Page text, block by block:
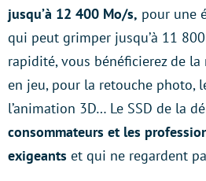
jusqu’à 12 400 Mo/s, pour une
qui peut grimper jusqu’à 11
rapidité, vous bénéficierez de
en jeu, pour la retouche photo,
l’animation 3D… Le SSD de la
consommateurs et les
exigeants et qui ne regardent